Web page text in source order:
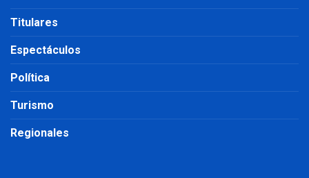
Titulares
Espectáculos
Política
Turismo
Regionales